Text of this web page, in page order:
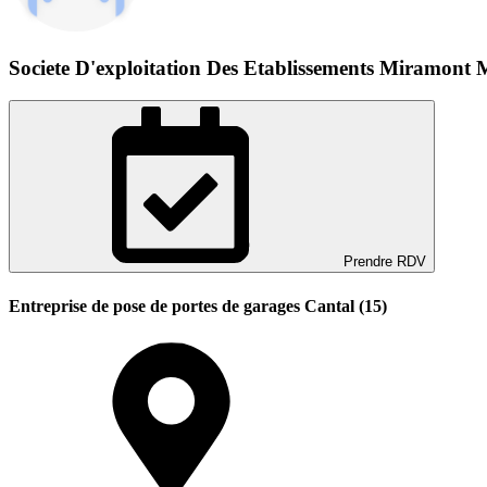
Societe D'exploitation Des Etablissements Miramont
Prendre RDV
Entreprise de pose de portes de garages Cantal (15)